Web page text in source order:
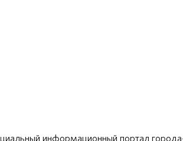
информационный портал